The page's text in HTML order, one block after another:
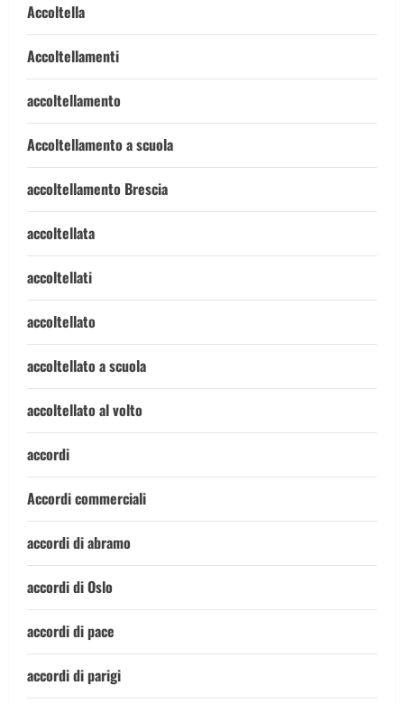
Accoltella
Accoltellamenti
accoltellamento
Accoltellamento a scuola
accoltellamento Brescia
accoltellata
accoltellati
accoltellato
accoltellato a scuola
accoltellato al volto
accordi
Accordi commerciali
accordi di abramo
accordi di Oslo
accordi di pace
accordi di parigi